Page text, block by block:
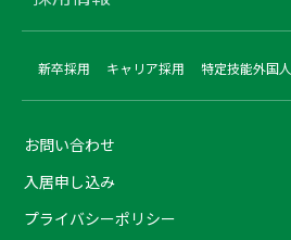
新卒採用 キャリア採用 特定技能外国人
お問い合わせ
入居申し込み
プライバシーポリシー